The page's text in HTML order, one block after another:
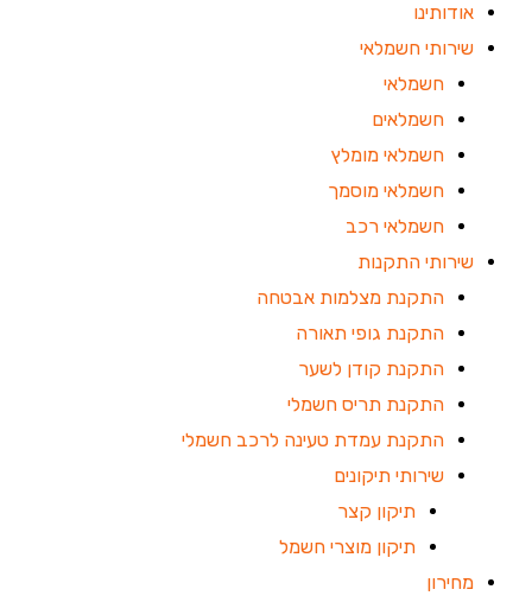
אודותינו
שירותי חשמלאי
חשמלאי
חשמלאים
חשמלאי מומלץ
חשמלאי מוסמך
חשמלאי רכב
שירותי התקנות
התקנת מצלמות אבטחה
התקנת גופי תאורה
התקנת קודן לשער
התקנת תריס חשמלי
התקנת עמדת טעינה לרכב חשמלי
שירותי תיקונים
תיקון קצר
תיקון מוצרי חשמל
מחירון